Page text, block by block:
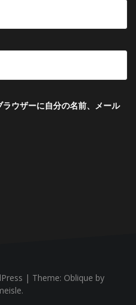
ウザーに自分の名前、メール
| Theme: Oblique by